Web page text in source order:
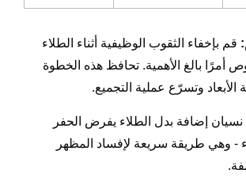
قم بإخفاء الثقوب الوظيفية أثناء الطلاء
أمرًا بالغ الأهمية. تحافظ هذه الخطوة
وتسرّع عملية التجميع.
نسيان إضافة بدل الطلاء يفرض الحفر
- وهي طريقة سريعة لإفساد المظهر